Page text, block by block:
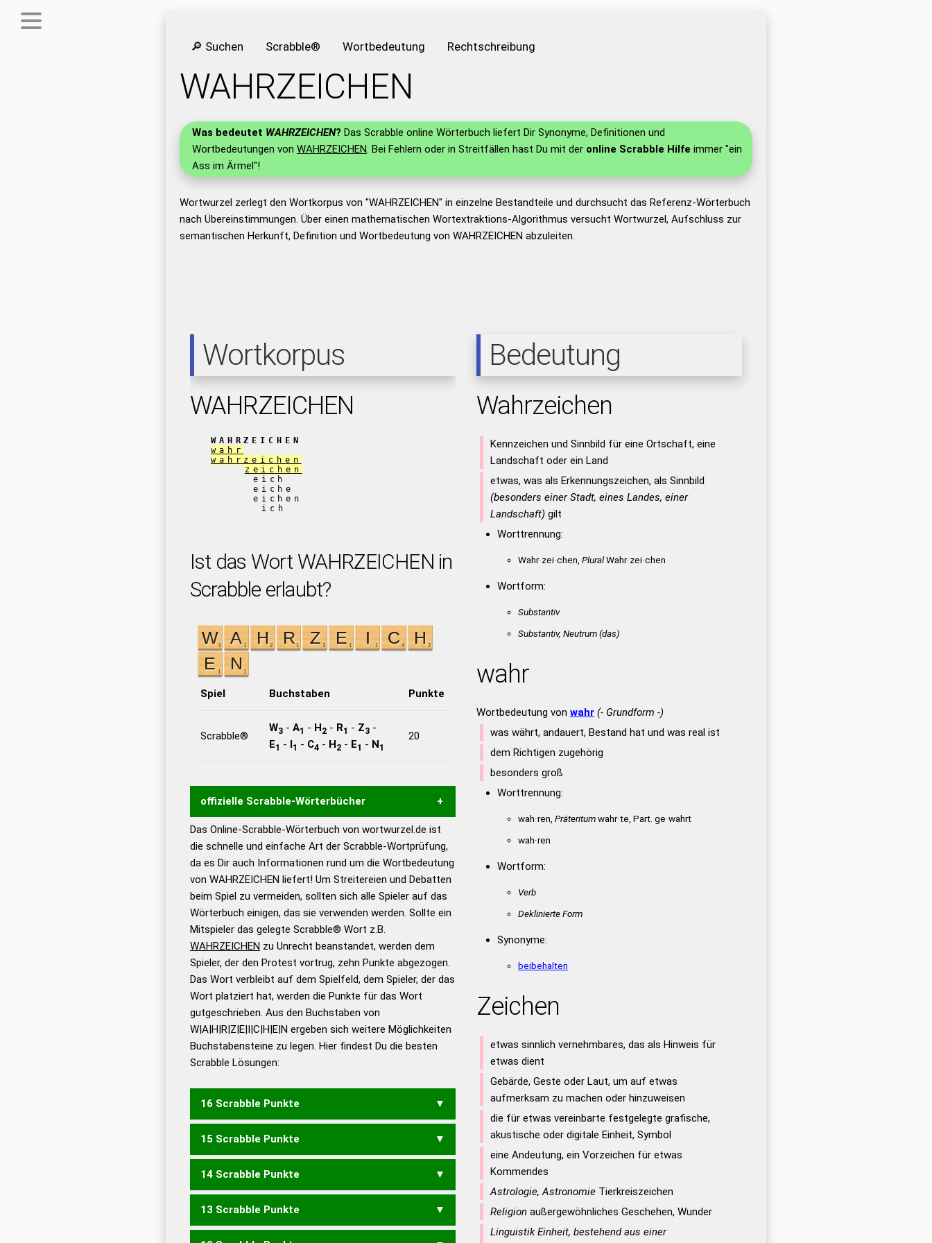
🔎 Suchen Scrabble® Wortbedeutung Rechtschreibung
WAHRZEICHEN
Was bedeutet WAHRZEICHEN? Das Scrabble online Wörterbuch liefert Dir Synonyme, Definitionen und
Wortbedeutungen von WAHRZEICHEN. Bei Fehlern oder in Streitfällen hast Du mit der online Scrabble Hilfe immer "ein
Ass im Ärmel"!
Wortwurzel zerlegt den Wortkorpus von "WAHRZEICHEN" in einzelne Bestandteile und durchsucht das Referenz-Wörterbuch
nach Übereinstimmungen. Über einen mathematischen Wortextraktions-Algorithmus versucht Wortwurzel, Aufschluss zur
semantischen Herkunft, Definition und Wortbedeutung von WAHRZEICHEN abzuleiten.
Wortkorpus
WAHRZEICHEN
WAHRZEICHEN
wahr
wahrzeichen
zeichen
eich
eiche
eichen
ich
Ist das Wort WAHRZEICHEN in
Scrabble erlaubt?
Spiel Buchstaben Punkte
Scrabble®
W3- A1 - H2- R1 - Z3-
E1 - I1 - C4 - H2- E1 - N1
20
offizielle Scrabble-Wörterbücher
Wortwurzel liefert mit Hilfe eines semantischen
Wortanalyse-Algorithmus gute Anhaltspunkte zu
Wortbedeutung, Worttrennung und Wortform, um die
Gültigkeit eines Wortes für das Scrabble-Spiel zu
bestimmen! zugelassene Turnier Scrabble-
Wörterbücher sind:
Duden – Standardwerk in 12
Bänden
Duden – Richtiges und gutes
Deutsch
Duden – Die deutsche Grammatik
Duden – Deutsches
Universalwörterbuch
Das Online-Scrabble-Wörterbuch von wortwurzel.de ist
die schnelle und einfache Art der Scrabble-Wortprüfung,
da es Dir auch Informationen rund um die Wortbedeutung
von WAHRZEICHEN liefert! Um Streitereien und Debatten
beim Spiel zu vermeiden, sollten sich alle Spieler auf das
Wörterbuch einigen, das sie verwenden werden. Sollte ein
Mitspieler das gelegte Scrabble® Wort z.B.
WAHRZEICHEN zu Unrecht beanstandet, werden dem
Spieler, der den Protest vortrug, zehn Punkte abgezogen.
Das Wort verbleibt auf dem Spielfeld, dem Spieler, der das
Wort platziert hat, werden die Punkte für das Wort
gutgeschrieben. Aus den Buchstaben von
W|A|H|R|Z|E|I|C|H|E|N ergeben sich weitere Möglichkeiten
Buchstabensteine zu legen. Hier findest Du die besten
Scrabble Lösungen:
16 Scrabble Punkte
NACHZIEHE
15 Scrabble Punkte
HERZCHEN NACHWEHE
14 Scrabble Punkte
ZWERCH ERWACHEN
ZECHERIN ZEICHNER
13 Scrabble Punkte
Bedeutung
Wahrzeichen
Kennzeichen und Sinnbild für eine Ortschaft, eine
Landschaft oder ein Land
etwas, was als Erkennungszeichen, als Sinnbild
(besonders einer Stadt, eines Landes, einer
Landschaft) gilt
Worttrennung:
Wahr·zei·chen, PluralWahr·zei·chen
Wortform:
Substantiv
Substantiv, Neutrum(das)
wahr
Wortbedeutung von wahr (- Grundform -)
was währt, andauert, Bestand hat und was real ist
dem Richtigen zugehörig
besonders groß
Worttrennung:
wah·ren, Präteritumwahr·te, Part. ge·wahrt
wah·ren
Wortform:
Verb
Deklinierte Form
Synonyme:
beibehalten
Zeichen
etwas sinnlich vernehmbares, das als Hinweis für
etwas dient
Gebärde, Geste oder Laut, um auf etwas
aufmerksam zu machen oder hinzuweisen
die für etwas vereinbarte festgelegte grafische,
akustische oder digitale Einheit, Symbol
eine Andeutung, ein Vorzeichen für etwas
Kommendes
Astrologie, AstronomieTierkreiszeichen
Religionaußergewöhnliches Geschehen, Wunder
Linguistik Einheit, bestehend aus einer